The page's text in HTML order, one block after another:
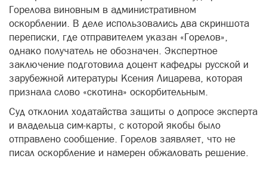
Горелова виновным в административном
оскорблении. В деле использовались два скриншота
переписки, где отправителем указан «Горелов»,
однако получатель не обозначен. Экспертное
заключение подготовила доцент кафедры русской и
зарубежной литературы Ксения Лицарева, которая
признала слово «скотина» оскорбительным.
Суд отклонил ходатайства защиты о допросе эксперта
и владельца сим-карты, с которой якобы было
отправлено сообщение. Горелов заявляет, что не
писал оскорбление и намерен обжаловать решение.